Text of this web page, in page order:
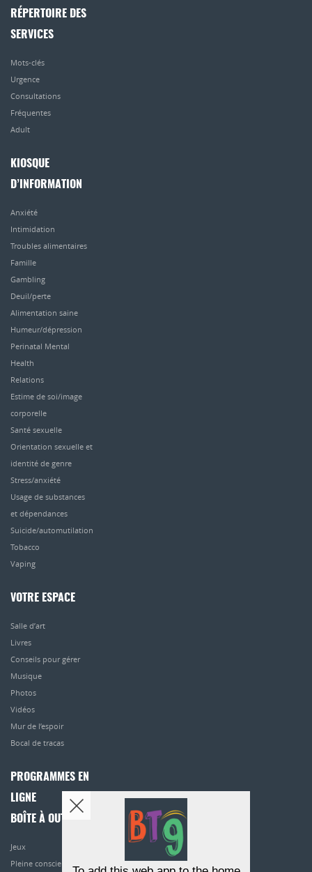
RÉPERTOIRE DES
SERVICES
Mots-clés
Urgence
Consultations
Fréquentes
Adult
KIOSQUE
D’INFORMATION
Anxiété
Intimidation
Troubles alimentaires
Famille
Gambling
Deuil/perte
Alimentation saine
Humeur/dépression
Perinatal Mental
Health
Relations
Estime de soi/image
corporelle
Santé sexuelle
Orientation sexuelle et
identité de genre
Stress/anxiété
Usage de substances
et dépendances
Suicide/automutilation
Tobacco
Vaping
VOTRE ESPACE
Salle d’art
Livres
Conseils pour gérer
Musique
Photos
Vidéos
Mur de l’espoir
Bocal de tracas
PROGRAMMES EN
LIGNE
BOÎTE À OUTILS
Jeux
Pleine conscience